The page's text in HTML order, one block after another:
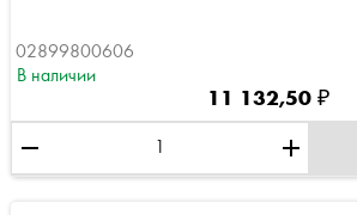
02899800606
В наличии
11 132,50 ₽
remove add